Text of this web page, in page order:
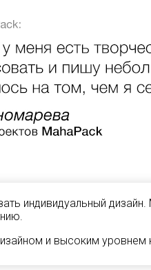
индивидуальный
и высоким